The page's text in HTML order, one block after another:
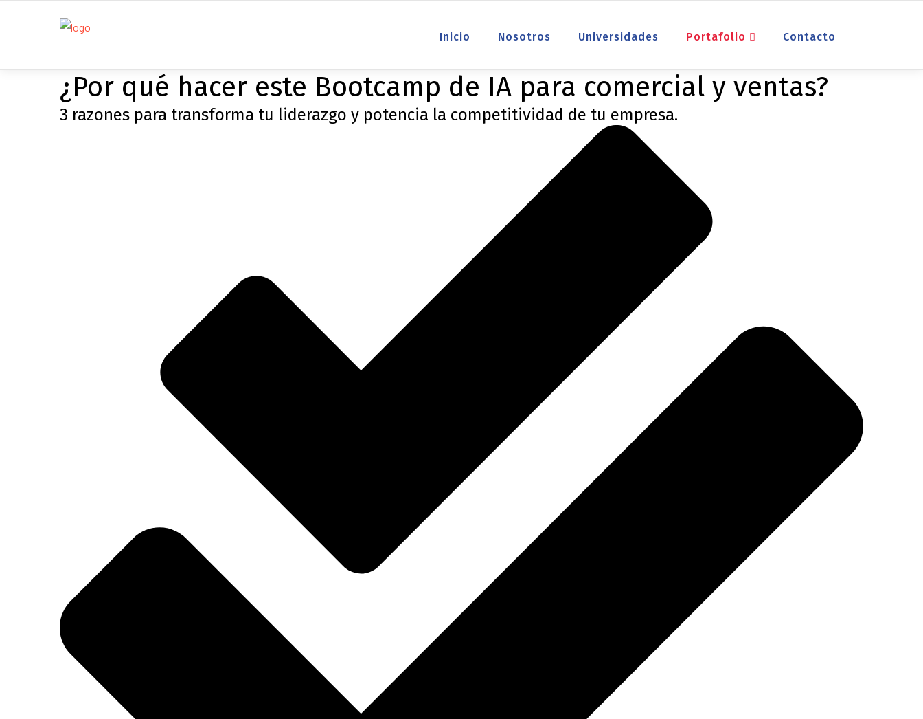
Inicio Nosotros Universidades Portafolio Contacto
¿Por qué hacer este Bootcamp de IA para comercial y ventas?
3 razones para transforma tu liderazgo y potencia la competitividad de tu empresa.